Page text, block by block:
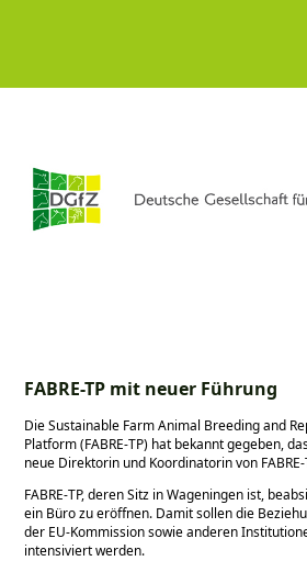
FABRE-TP mit neuer Führung
Die Sustainable Farm Animal Breeding and
Platform (FABRE-TP) hat bekannt gegeben,
neue Direktorin und Koordinatorin von FABRE-
FABRE-TP, deren Sitz in Wageningen ist,
ein Büro zu eröffnen. Damit sollen die
der EU-Kommission sowie anderen
intensiviert werden.